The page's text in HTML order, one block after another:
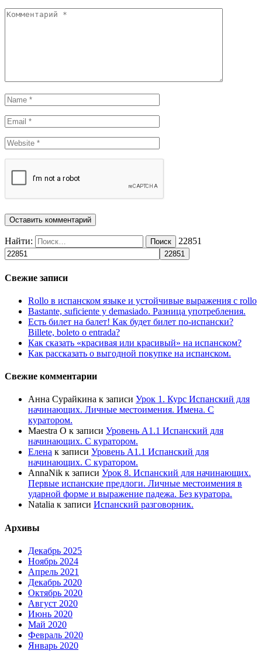
Найти: 22851
Свежие записи
Rollo в испанском языке и устойчивые выражения с rollo
Bastante, suficiente y demasiado. Разница употребления.
Есть билет на балет! Как будет билет по-испански?
Billete, boleto o entrada?
Как сказать «красивая или красивый» на испанском?
Как рассказать о выгодной покупке на испанском.
Свежие комментарии
Анна Сурайкина к записи Урок 1. Курс Испанский для
начинающих. Личные местоимения. Имена. С
куратором.
Maestra O к записи Уровень А1.1 Испанский для
начинающих. С куратором.
Елена к записи Уровень А1.1 Испанский для
начинающих. С куратором.
AnnaNik к записи Урок 8. Испанский для начинающих.
Первые испанские предлоги. Личные местоимения в
ударной форме и выражение падежа. Без куратора.
Natalia к записи Испанский разговорник.
Архивы
Декабрь 2025
Ноябрь 2024
Апрель 2021
Декабрь 2020
Октябрь 2020
Август 2020
Июнь 2020
Май 2020
Февраль 2020
Январь 2020